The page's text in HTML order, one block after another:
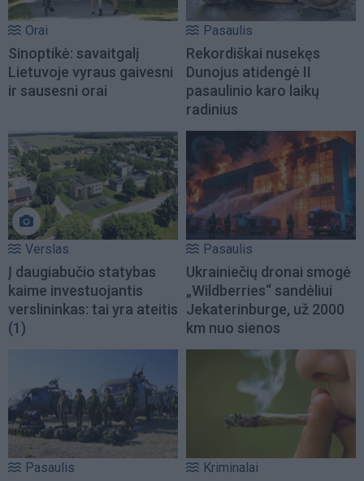
Orai
Sinoptikė: savaitgalį
Lietuvoje vyraus gaivesni
ir sausesni orai
Pasaulis
Rekordiškai nusekęs
Dunojus atidengė II
pasaulinio karo laikų
radinius
Verslas
Į daugiabučio statybas
kaime investuojantis
verslininkas: tai yra ateitis
(1)
Pasaulis
Ukrainiečių dronai smogė
„Wildberries“ sandėliui
Jekaterinburge, už 2000
km nuo sienos
Pasaulis Kriminalai